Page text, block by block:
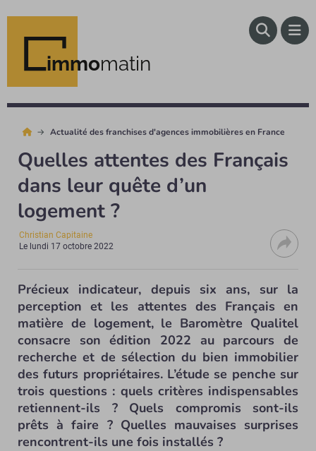
immomatin
Actualité des franchises d'agences immobilières en France
Quelles attentes des Français
dans leur quête d’un
logement ?
Christian Capitaine
Le lundi 17 octobre 2022
Précieux indicateur, depuis six ans, sur la
perception et les attentes des Français en
matière de logement, le Baromètre Qualitel
consacre son édition 2022 au parcours de
recherche et de sélection du bien immobilier
des futurs propriétaires. L’étude se penche sur
trois questions : quels critères indispensables
retiennent-ils ? Quels compromis sont-ils
prêts à faire ? Quelles mauvaises surprises
rencontrent-ils une fois installés ?